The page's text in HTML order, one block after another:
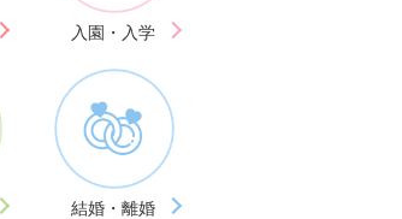
入園・入学
結婚・離婚